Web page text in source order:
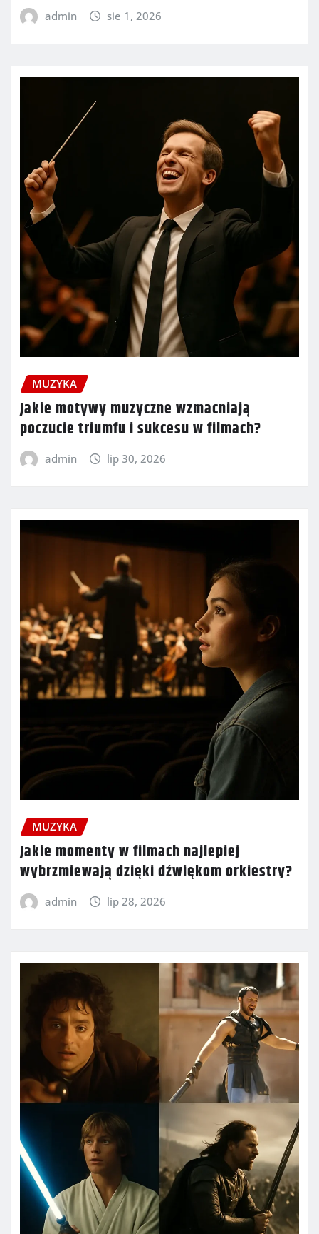
admin sie 1, 2026
MUZYKA
Jakie motywy muzyczne wzmacniają
poczucie triumfu i sukcesu w filmach?
admin lip 30, 2026
MUZYKA
Jakie momenty w filmach najlepiej
wybrzmiewają dzięki dźwiękom orkiestry?
admin lip 28, 2026